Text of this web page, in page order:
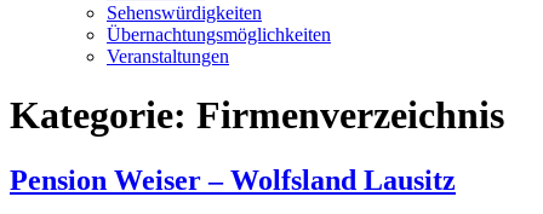
Sehenswürdigkeiten
Übernachtungsmöglichkeiten
Veranstaltungen
Kategorie: Firmenverzeichnis
Pension Weiser – Wolfsland Lausitz